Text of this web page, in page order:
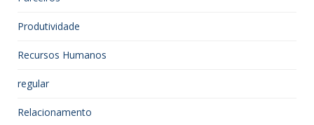
Produtividade
Recursos Humanos
regular
Relacionamento